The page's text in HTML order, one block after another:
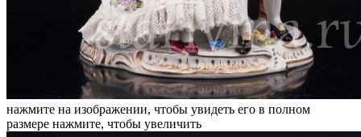
нажмите на изображении, чтобы увидеть его в полном
размере нажмите, чтобы увеличить